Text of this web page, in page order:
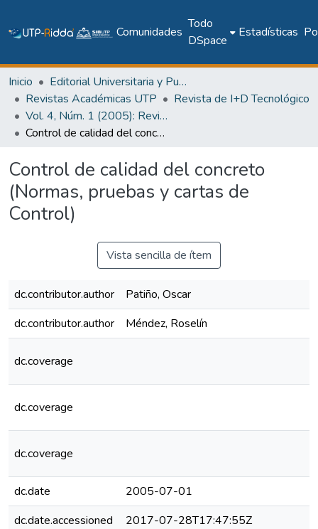
Comunidades
Todo
DSpace
Estadísticas
Inicio
Editorial Universitaria y Publicaciones Seriadas
Revistas Académicas UTP
Revista de I+D Tecnológico
Vol. 4, Núm. 1 (2005): Revista I+D Tecnológico
Control de calidad del concreto (Normas, pruebas y cartas de Control)
Control de calidad del concreto
(Normas, pruebas y cartas de
Control)
Vista sencilla de ítem
dc.contributor.author
Patiño, Oscar
dc.contributor.author
Méndez, Roselín
dc.coverage
dc.coverage
dc.coverage
dc.date
2005-07-01
dc.date.accessioned
2017-07-28T17:47:55Z